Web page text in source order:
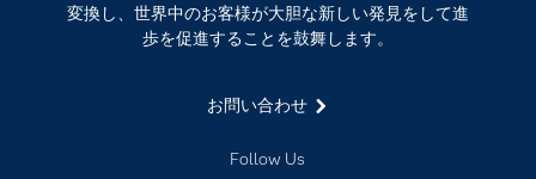
変換し、世界中のお客様が大胆な新しい発見をして進
歩を促進することを鼓舞します。
お問い合わせ
Follow Us
ソリューション
トレーニング
ビデオチュートリアル